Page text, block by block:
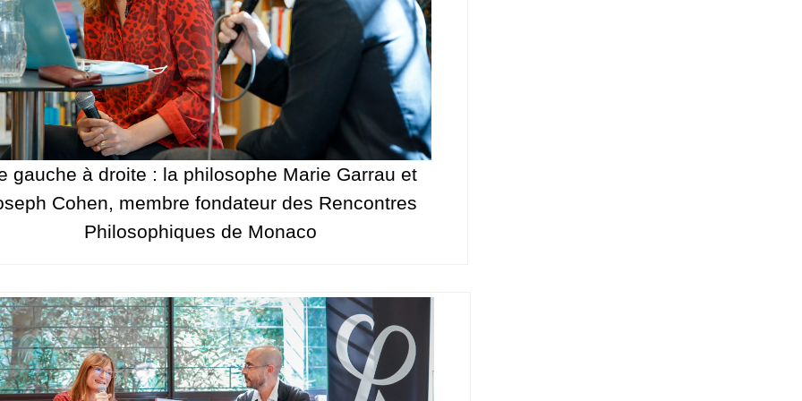
gauche à droite : la philosophe Marie Garrau et
Cohen, membre fondateur des Rencontres
Philosophiques de Monaco